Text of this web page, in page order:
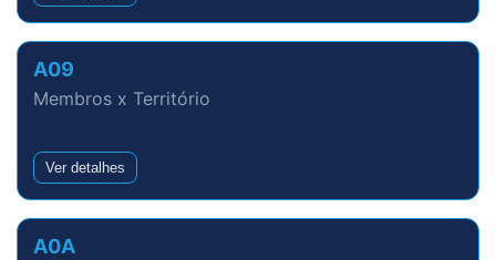
A09
Membros x Território
Ver detalhes
A0A